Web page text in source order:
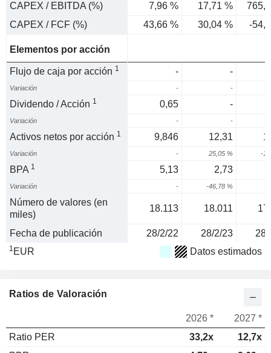
CAPEX / EBITDA (%)
7,96 % 17,71 %
CAPEX / FCF (%)
43,66 % 30,04 % -
Elementos por acción
Flujo de caja por acción 1 - -
Variación - -
Dividendo / Acción 1 0,65 -
Variación - -
Activos netos por acción 1 9,846 12,31
Variación - 25,05 % -
BPA 1 5,13 2,73
Variación - -46,78 % -
Número de valores (en
miles)
18.113 18.011
Fecha de publicación 28/2/22 28/2/23 28/
1 EUR Datos estimados
Ratios de Valoración
2026 *
2027 *
Ratio PER
33,2x
12,7x